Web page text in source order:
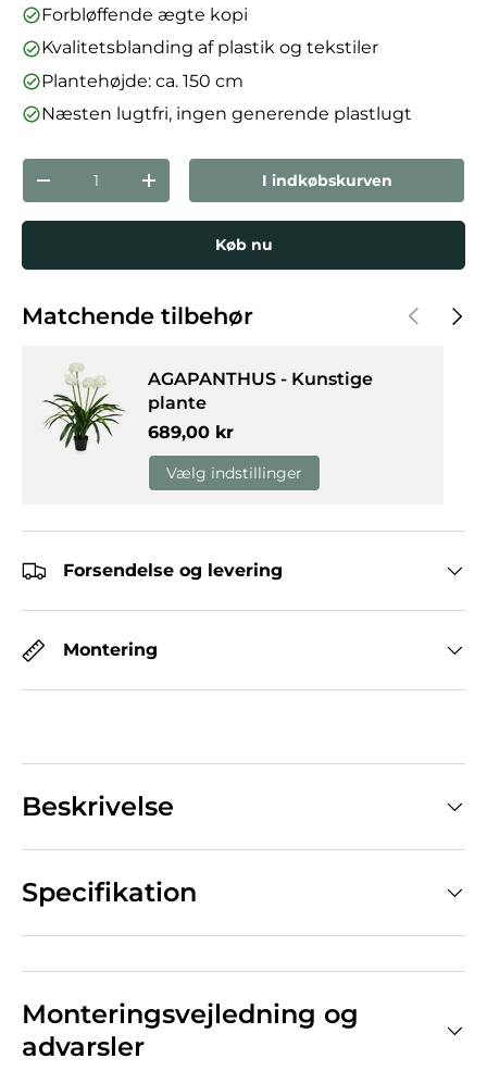
Forbløffende ægte kopi
Kvalitetsblanding af plastik og tekstiler
Plantehøjde: ca. 150 cm
Næsten lugtfri, ingen generende plastlugt
Antal
Reducer mængdenForøg mængdenI indkøbskurven
Køb nu
Matchende tilbehør Forrige
AGAPANTHUS - Kunstige
plante
Normalpris
689,00 kr
Vælg indstillinger
Forsendelse og levering
Montering
Beskrivelse
Specifikation
Monteringsvejledning og
advarsler